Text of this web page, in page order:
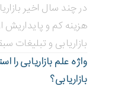
در چند سال اخیر
هزینه کم و
بازاریابی و تبلیغات
واژه علم بازاریابی را
بازاریابی؟